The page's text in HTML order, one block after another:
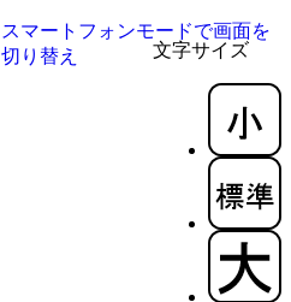
文字サイズ
スマートフォンモードで画面を
切り替え